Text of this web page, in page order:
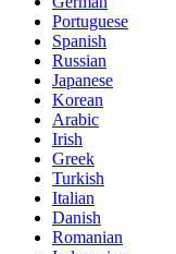
Portuguese
Spanish
Russian
Japanese
Korean
Arabic
Irish
Greek
Turkish
Italian
Danish
Romanian